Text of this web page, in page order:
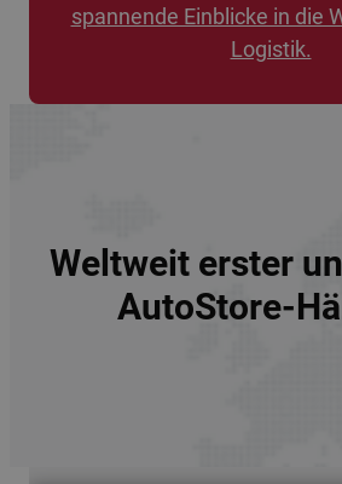
spannende Einblicke in die
Logistik.
Weltweit erster
AutoStore-